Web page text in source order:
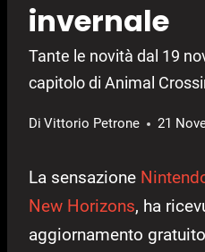
invernale
Tante le novità dal 19
capitolo di Animal
Di Vittorio Petrone 21
La sensazione
New Horizons, ha
aggiornamento